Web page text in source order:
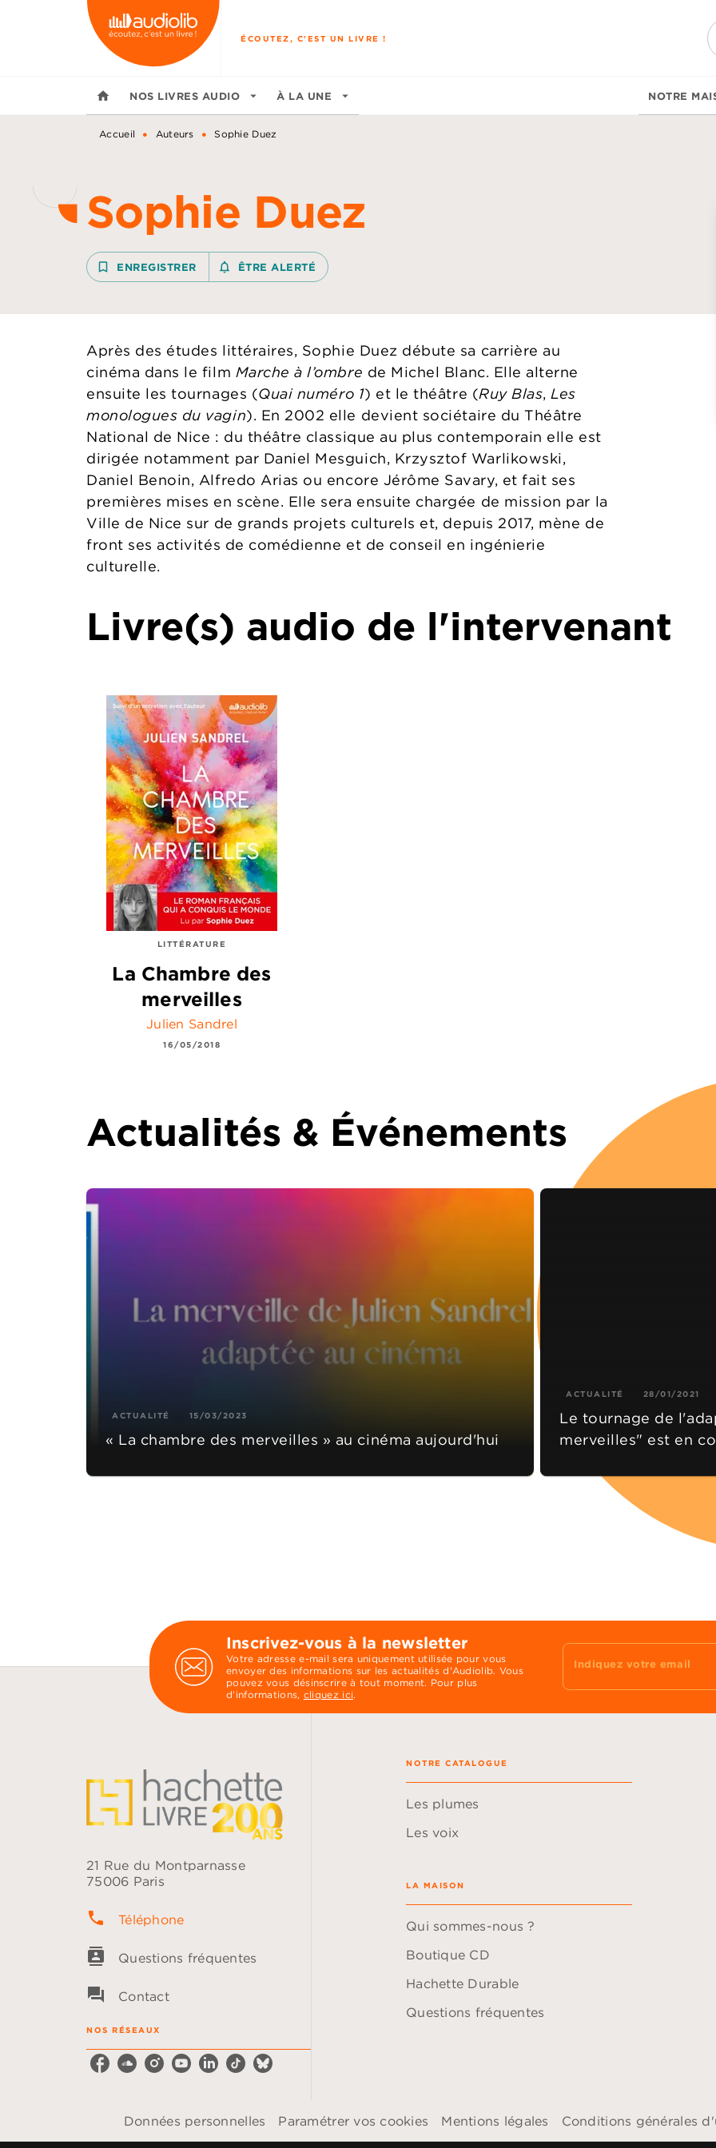
MENU RECHERCHE
ÉCOUTEZ, C'EST UN LIVRE !
home NOS LIVRES AUDIO arrow_drop_down À LA UNE arrow_drop_down NOTRE
Accueil • Auteurs • Sophie Duez
Sophie Duez
bookmark_border ENREGISTRER notifications_none_outlined
ÊTRE ALERTÉ
Après des études littéraires, Sophie Duez débute sa carrière au
cinéma dans le film Marche à l’ombre de Michel Blanc. Elle alterne
ensuite les tournages (Quai numéro 1) et le théâtre (Ruy Blas,Les
monologues du vagin). En 2002 elle devient sociétaire du Théâtre
National de Nice : du théâtre classique au plus contemporain elle est
dirigée notamment par Daniel Mesguich, Krzysztof Warlikowski,
Daniel Benoin, Alfredo Arias ou encore Jérôme Savary, et fait ses
premières mises en scène. Elle sera ensuite chargée de mission par la
Ville de Nice sur de grands projets culturels et, depuis 2017, mène de
front ses activités de comédienne et de conseil en ingénierie
culturelle.
Livre(s) audio de l'intervenant
LITTÉRATURE
La Chambre des
merveilles
Julien Sandrel
16/05/2018
Actualités & Événements
ACTUALITÉ 15/03/2023
« La chambre des merveilles » au cinéma aujourd'hui
ACTUALITÉ 28/01/2021
Le tournage de
merveilles" est en
Inscrivez-vous à la newsletter
Votre adresse e-mail sera uniquement utilisée pour vous
envoyer des informations sur les actualités d'Audiolib. Vous
pouvez vous désinscrire à tout moment. Pour plus
d’informations, cliquez ici.
Indiquez votre email
21 Rue du Montparnasse
75006 Paris
phone Téléphone
contacts Questions fréquentes
question_answer Contact
NOS RÉSEAUX
NOTRE CATALOGUE
Les plumes
Les voix
LA MAISON
Qui sommes-nous ?
Boutique CD
Hachette Durable
Questions fréquentes
Données personnelles Paramétrer vos cookies Mentions légales Conditions générales